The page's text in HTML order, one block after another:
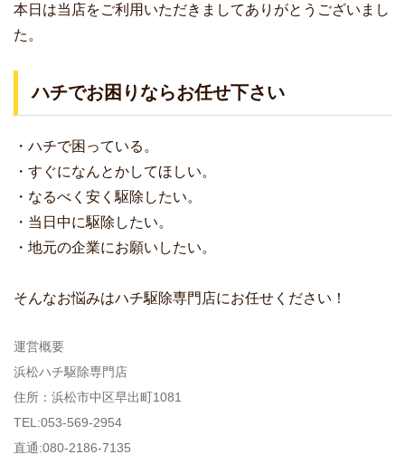
本日は当店をご利用いただきましてありがとうございまし
た。
ハチでお困りならお任せ下さい
・ハチで困っている。
・すぐになんとかしてほしい。
・なるべく安く駆除したい。
・当日中に駆除したい。
・地元の企業にお願いしたい。
そんなお悩みはハチ駆除専門店にお任せください！
運営概要
浜松ハチ駆除専門店
住所：浜松市中区早出町1081
TEL:053-569-2954
直通:080-2186-7135